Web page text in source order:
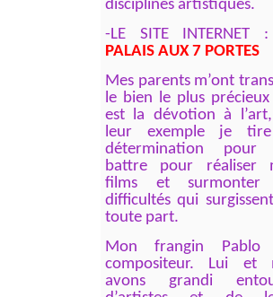
disciplines artistiques.
-LE SITE INTERNET :
PALAIS AUX 7 PORTES
Mes parents m’ont
le bien le plus
est la dévotion à
leur exemple je
détermination pour
battre pour réaliser
films et surmonter
difficultés qui
toute part.
Mon frangin Pablo
compositeur. Lui et
avons grandi